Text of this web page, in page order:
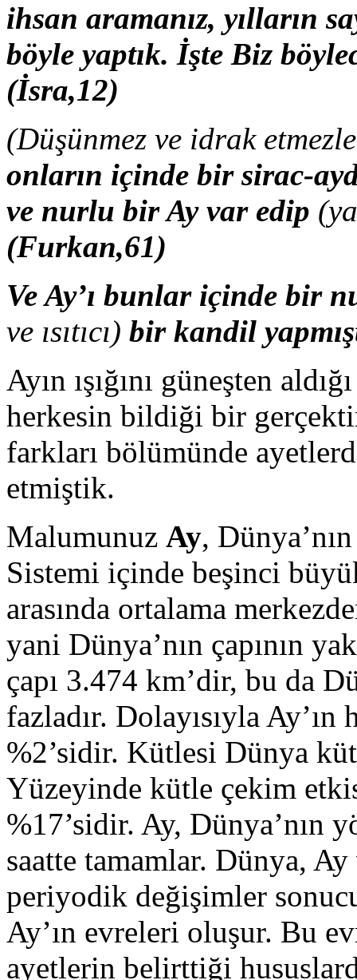
ihsan aramanız, yılların
böyle yaptık. İşte Biz
(İsra,12)
(Düşünmez ve idrak
onların içinde bir sirac-
ve nurlu bir Ay var edip
(Furkan,61)
Ve Ay’ı bunlar içinde bir
ve ısıtıcı) bir kandil
Ayın ışığını güneşten
herkesin bildiği bir
farkları bölümünde
etmiştik.
Malumunuz Ay,
Sistemi içinde beşinci
arasında ortalama
yani Dünya’nın çapının
çapı 3.474 km’dir, bu da
fazladır. Dolayısıyla
%2’sidir. Kütlesi Dünya
Yüzeyinde kütle çekim
%17’sidir. Ay, Dünya’nın
saatte tamamlar. Dünya,
periyodik değişimler
Ay’ın evreleri oluşur. Bu
ayetlerin belirttiği